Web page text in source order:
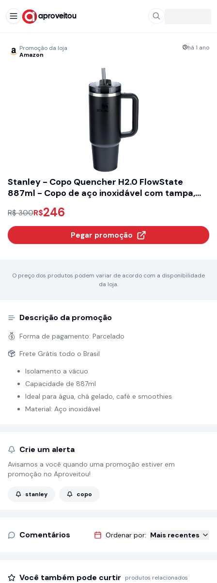
aproveitou
Promoção da loja
Amazon
há 1 ano
Stanley - Copo Quencher H2.0 FlowState
887ml - Copo de aço inoxidável com tampa,
café, smoothies e muito mais, Black 2.0
R$ 300R$246
Pegar promoção
O preço dos produtos podem variar de acordo com a disponibilidade
da loja.
Descrição da promoção
Forma de pagamento: Parcelado
Frete Grátis todo o Brasil
Isolamento a vácuo
Capacidade de 887ml
Ideal para água, chá gelado, café e smoothies
Material: Aço inoxidável
Crie um alerta
Avisamos a você quando uma promoção estiver em
promoção no Aproveitou!
stanley copo
Comentários Ordenar por: Mais recentes
Você também pode curtir produtos relacionados